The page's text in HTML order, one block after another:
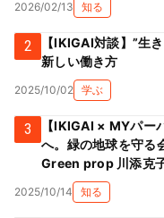
2026/02/13 知る
2
【IKIGAI対談】”生
新しい働き方
2025/10/02 学ぶ
3
【IKIGAI × MYパー
へ。緑の地球を守る
Green prop 川添克子
2025/10/14 知る